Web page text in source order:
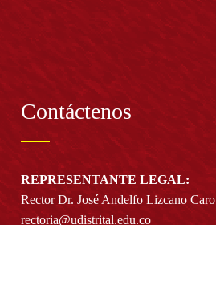
Contáctenos
REPRESENTANTE LEGAL:
Rector Dr. José Andelfo Lizcano Caro
rectoria@udistrital.edu.co